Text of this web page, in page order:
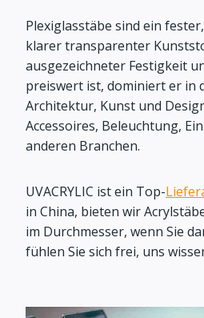
Plexiglasstäbe sind ein
klarer transparenter
ausgezeichneter Festigkeit
preiswert ist, dominiert er in
Architektur, Kunst und
Accessoires, Beleuchtung,
anderen Branchen.
UVACRYLIC ist ein Top-
in China, bieten wir
im Durchmesser, wenn Sie
fühlen Sie sich frei, uns